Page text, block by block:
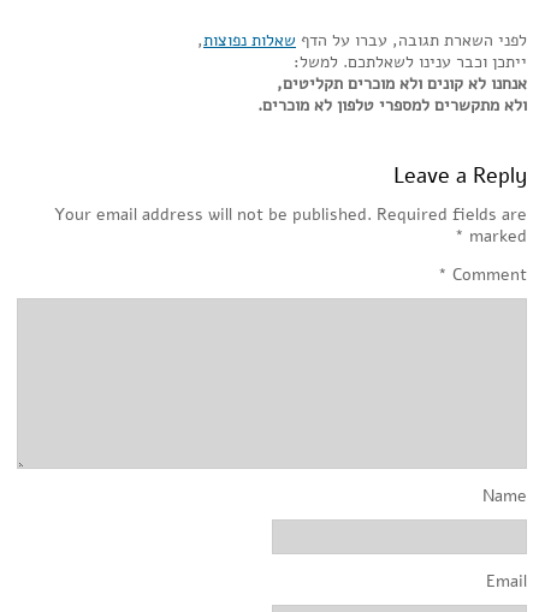
לפני השארת תגובה, עברו על הדף שאלות נפוצות,
ייתכן וכבר ענינו לשאלתכם. למשל:
אנחנו לא קונים ולא מוכרים תקליטים,
ולא מתקשרים למספרי טלפון לא מוכרים.
Leave a Reply
Your email address will not be published. Required fields are
marked
*
Comment
*
Name
Email